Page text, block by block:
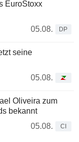
EuroStoxx
05.08.
DP
seine
05.08.
Oliveira zum
bekannt
05.08.
CI